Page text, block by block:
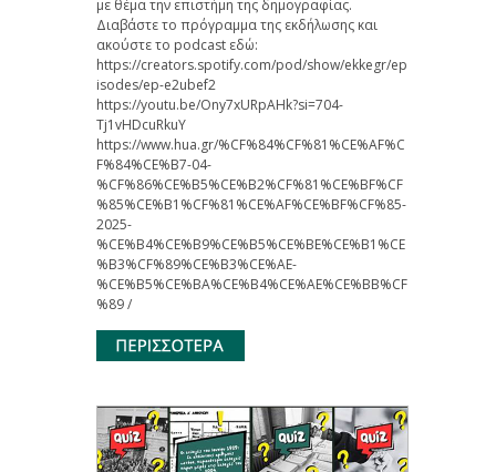
με θέμα την επιστήμη της δημογραφίας.
Διαβάστε το πρόγραμμα της εκδήλωσης και
ακούστε το podcast εδώ:
https://creators.spotify.com/pod/show/ekkegr/ep
isodes/ep-e2ubef2
https://youtu.be/Ony7xURpAHk?si=704-
Tj1vHDcuRkuY
https://www.hua.gr/%CF%84%CF%81%CE%AF%C
F%84%CE%B7-04-
%CF%86%CE%B5%CE%B2%CF%81%CE%BF%CF
%85%CE%B1%CF%81%CE%AF%CE%BF%CF%85-
2025-
%CE%B4%CE%B9%CE%B5%CE%BE%CE%B1%CE
%B3%CF%89%CE%B3%CE%AE-
%CE%B5%CE%BA%CE%B4%CE%AE%CE%BB%CF
%89 /